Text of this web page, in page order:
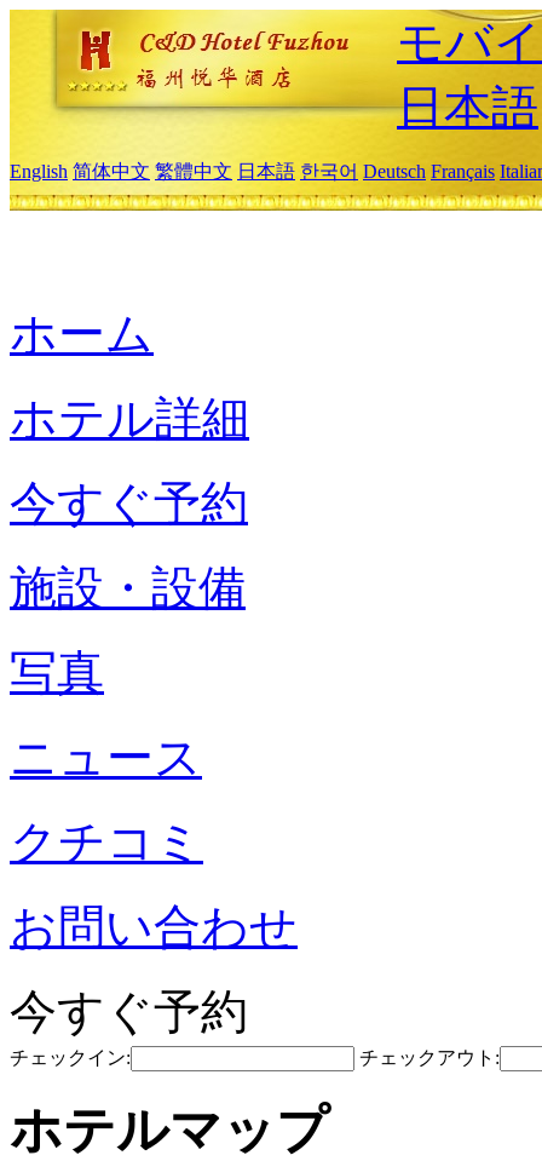
モバ
日本語
English 简体中文 繁體中文 日本語 한국어 Deutsch Français
ホーム
ホテル詳細
今すぐ予約
施設・設備
写真
ニュース
クチコミ
お問い合わせ
今すぐ予約
チェックイン: チェックアウト:
ホテルマップ